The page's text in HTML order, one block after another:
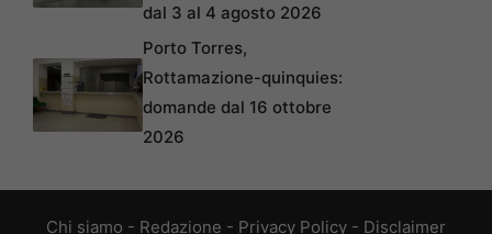
dal 3 al 4 agosto 2026
Porto Torres,
Rottamazione-quinquies:
domande dal 16 ottobre
2026
Chi siamo - Redazione - Privacy Policy - Disclaimer